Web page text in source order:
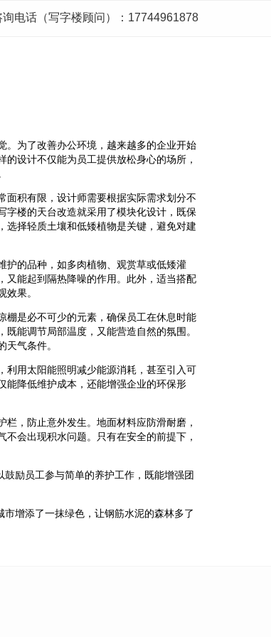
询电话（写字楼顾问）：17744961878
。为了改善办公环境，越来越多的企业开始
设计不仅能为员工提供放松身心的场所，
面积有限，设计师需要根据实际需求划分不
字楼的天台改造就采用了模块化设计，既保
选择轻质土壤和低矮植物是关键，避免对建
护的品种，如多肉植物、观赏草或低矮灌
又能起到隔热降噪的作用。此外，适当搭配
果。
棚是必不可少的元素，确保员工在休息时能
能调节局部温度，又能营造自然的氛围。
气条件。
利用太阳能照明减少能源消耗，甚至引入可
能降低维护成本，还能增强企业的环保形
，防止意外发生。地面材料应防滑耐磨，
会出现积水问题。只有在安全的前提下，
励员工参与简单的养护工作，既能增强团
增添了一抹绿色，让钢筋水泥的森林多了